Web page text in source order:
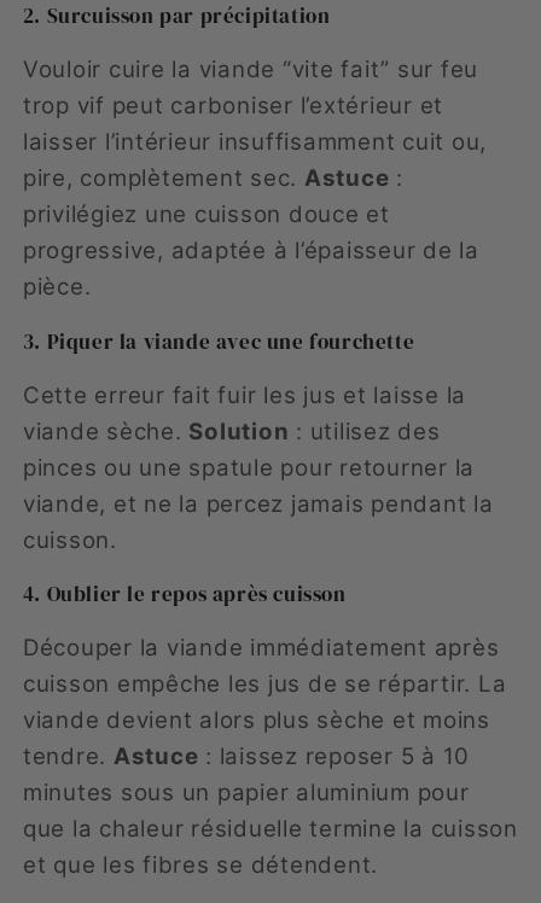
2. Surcuisson par précipitation
Vouloir cuire la viande “vite fait” sur feu
trop vif peut carboniser l’extérieur et
laisser l’intérieur insuffisamment cuit ou,
pire, complètement sec. Astuce :
privilégiez une cuisson douce et
progressive, adaptée à l’épaisseur de la
pièce.
3. Piquer la viande avec une fourchette
Cette erreur fait fuir les jus et laisse la
viande sèche. Solution : utilisez des
pinces ou une spatule pour retourner la
viande, et ne la percez jamais pendant la
cuisson.
4. Oublier le repos après cuisson
Découper la viande immédiatement après
cuisson empêche les jus de se répartir. La
viande devient alors plus sèche et moins
tendre. Astuce : laissez reposer 5 à 10
minutes sous un papier aluminium pour
que la chaleur résiduelle termine la cuisson
et que les fibres se détendent.